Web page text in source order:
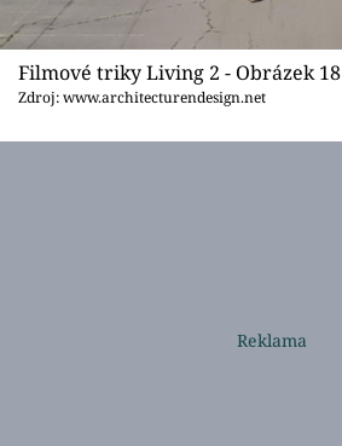
Filmové triky Living 2 - Obrázek 18
Zdroj: www.architecturendesign.net